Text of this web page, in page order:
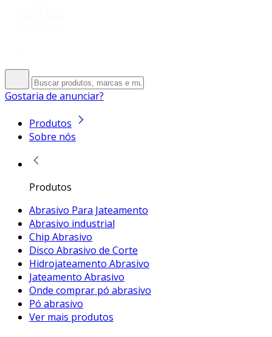
Gostaria de anunciar?
Produtos
Sobre nós
Produtos
Abrasivo Para Jateamento
Abrasivo industrial
Chip Abrasivo
Disco Abrasivo de Corte
Hidrojateamento Abrasivo
Jateamento Abrasivo
Onde comprar pó abrasivo
Pó abrasivo
Ver mais produtos